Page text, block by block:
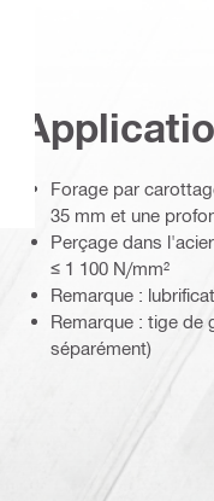
Forage par
35 mm et une
Perçage dans
≤ 1 100 N/mm²
Remarque :
Remarque : tige de
séparément)